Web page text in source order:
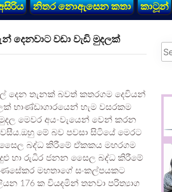
නිතර නොඇසෙන කතා කාටූන්
වඩා වැඩි මුදලක්
දෙන තැනක් බවත් කතරගම දෙවියන්
භාණ්ඩාගාරයෙන් හැම වසරකම
මෙවර අය-වැයෙන් වෙන් කරන
මේ බව පවසා සිටියේ මෙරට
බද්ධ කිරීමේ ඒකකය මහරගම
හා රුධිර ජනන සෛල බද්ධ කිරීමේ
මහතාගේ සංකල්පයකට
176 ක වියදමින් තනවා පරිත්‍යාග